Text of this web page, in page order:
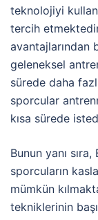
teknolojiyi
tercih
avantajlarından
geleneksel
sürede daha
sporcular
kısa sürede
Bunun yanı
sporcuların
mümkün
tekniklerinin